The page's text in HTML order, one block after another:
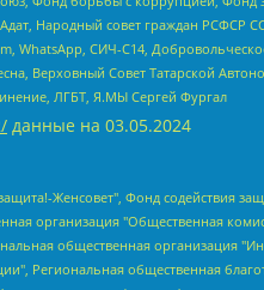
Народный совет граждан РСФСР
WhatsApp, СИЧ-С14,
Верховный Совет Татарской
ЛГБТ, Я.МЫ Сергей Фургал
данные на 03.05.2024
фонд "Гражданский союз", "Север.Реалии", Некоммерческая организация Фонд "Правовая инициатива", Общество с ограниченной ответственностью "Радио Свободная Европа/Радио Свобода", Чешское информационное агентство "MEDIUM-ORIENT", Красноярская региональная общественная организация "Мы против СПИДа", Камалягин Денис Николаевич, Маркелов Сергей Евгеньевич, Пономарев Лев Александрович, Савицкая Людмила Алексеевна, Автономная некоммерческая организация "Центр по работе с проблемой насилия "НАСИЛИЮ.НЕТ", Межрегиональный профессиональный союз работников здравоохранения "Альянс врачей", Юридическое лицо, зарегистрированное в Латвийской Республике, SIA "Medusa Project" (регистрационный номер 40103797863, дата регистрации 10.06.2014), Некоммерческая организация "Фонд по борьбе с коррупцией", Автономная некоммерческая организация "Институт права и публичной политики", Баданин Роман Сергеевич, Гликин Максим Александрович, Железнова Мария Михайловна, Лукьянова Юлия Сергеевна, Маетная Елизавета Витальевна, Маняхин Петр Борисович, Чуракова Ольга Владимировна, Ярош Юлия Петровна, Юридическое лицо "The Insider SIA", зарегистрированное в Риге, Латвийская Республика (дата регистрации 26.06.2015), являющееся администратором доменного имени интернет-издания "The Insider SIA", https://theins.ru, Постернак Алексей Евгеньевич, Рубин Михаил Аркадьевич, Анин Роман Александрович, Юридическое лицо Istories fonds, зарегистрированное в Латвийской Республике (регистрационный номер 50008295751, дата регистрации 24.02.2020), Великовский Дмитрий